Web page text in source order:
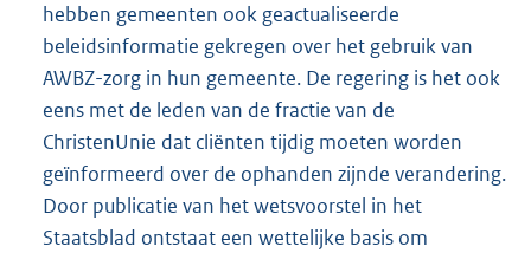
hebben gemeenten ook geactualiseerde
beleidsinformatie gekregen over het gebruik van
AWBZ-zorg in hun gemeente. De regering is het ook
eens met de leden van de fractie van de
ChristenUnie dat cliënten tijdig moeten worden
geïnformeerd over de ophanden zijnde verandering.
Door publicatie van het wetsvoorstel in het
Staatsblad ontstaat een wettelijke basis om